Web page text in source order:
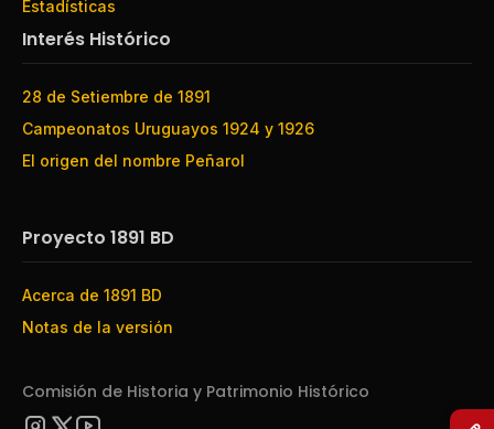
Estadísticas
Interés Histórico
28 de Setiembre de 1891
Campeonatos Uruguayos 1924 y 1926
El origen del nombre Peñarol
Proyecto 1891 BD
Acerca de 1891 BD
Notas de la versión
Comisión de Historia y Patrimonio Histórico